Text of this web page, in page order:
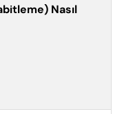
Nasıl